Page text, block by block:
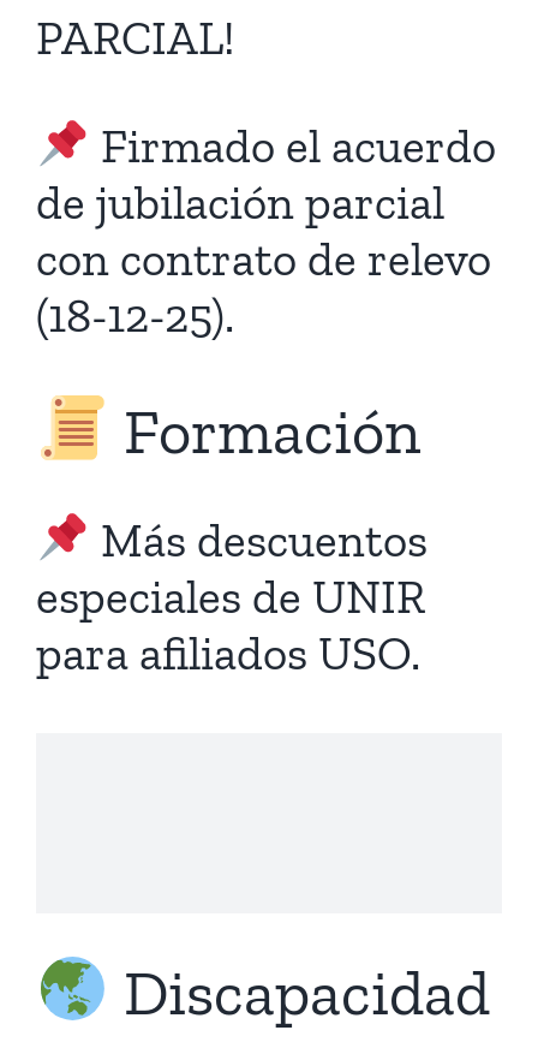
PARCIAL!
Firmado el acuerdo
de jubilación parcial
con contrato de relevo
(18-12-25).
Formación
Más descuentos
especiales de UNIR
para afiliados USO.
Discapacidad